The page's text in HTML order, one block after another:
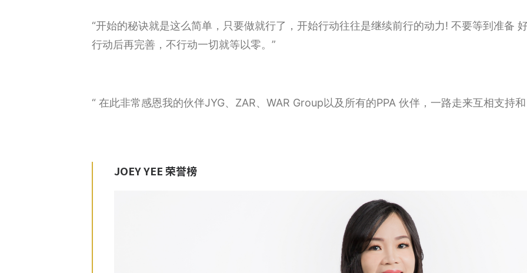
“开始的秘诀就是这么简单，只要做就行了，开始行动往往是继续前行的动力! 不要等到准备
行动后再完善，不行动一切就等以零。”
“ 在此非常感恩我的伙伴JYG、ZAR、WAR Group以及所有的PPA 伙伴，一路走来互相支持
JOEY YEE 荣誉榜